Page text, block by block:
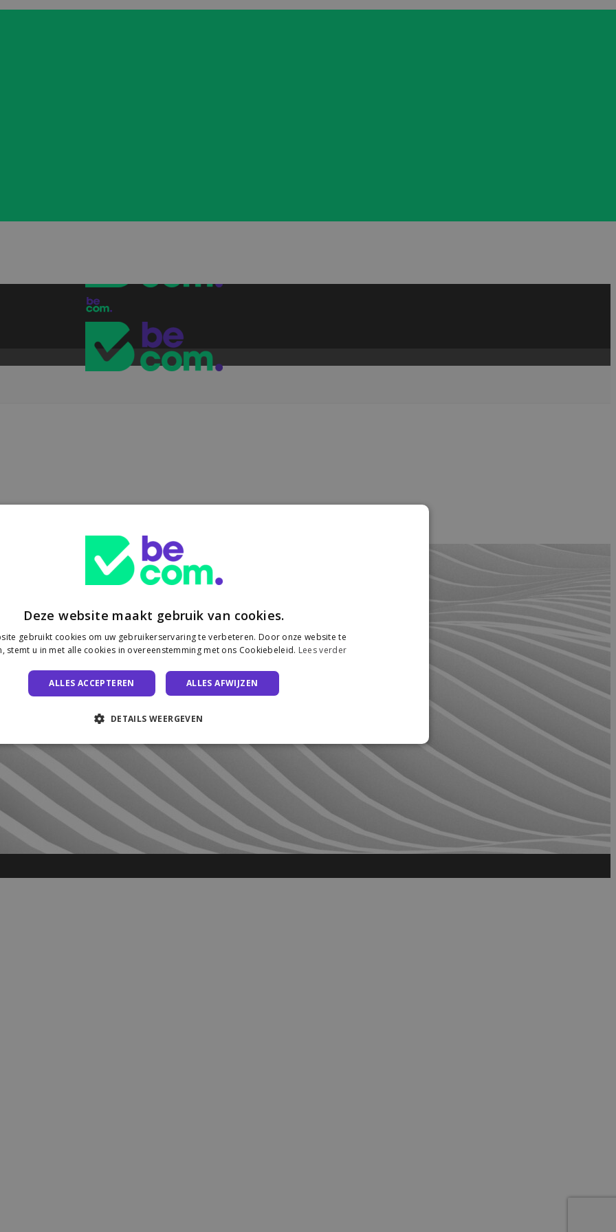
Deze website maakt gebruik van cookies.
gebruikt cookies om uw gebruikerservaring te verbeteren. Door onze website te
stemt u in met alle cookies in overeenstemming met ons Cookiebeleid. Lees verder
ALLES ACCEPTEREN ALLES AFWIJZEN
DETAILS WEERGEVEN